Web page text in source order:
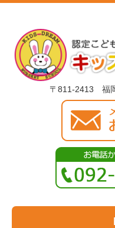
〒811-2413 福